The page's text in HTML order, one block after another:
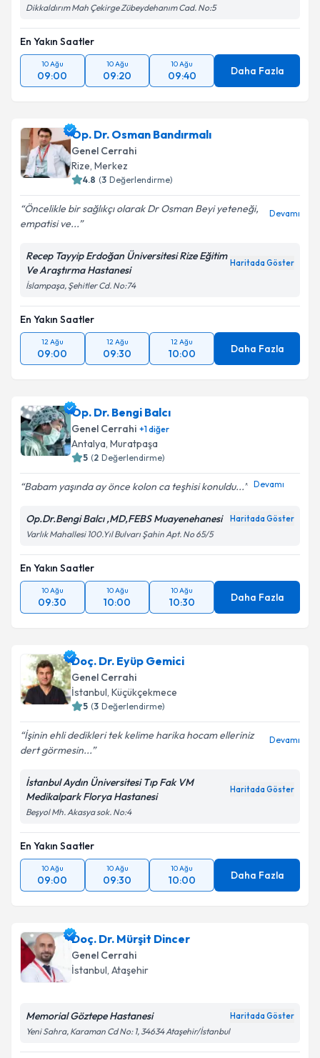
Dikkaldırım Mah Çekirge Zübeydehanım Cad. No:5
En Yakın Saatler
10 Ağu
09:00
10 Ağu
09:20
10 Ağu
09:40 Daha Fazla
Op. Dr. Osman Bandırmalı
Genel Cerrahi
Rize, Merkez
4.8 (3 Değerlendirme)
Öncelikle bir sağlıkçı olarak Dr Osman Beyi yeteneği,
empatisi ve...
Devamı
Recep Tayyip Erdoğan Üniversitesi Rize Eğitim
Ve Araştırma Hastanesi
Haritada Göster
İslampaşa, Şehitler Cd. No:74
En Yakın Saatler
12 Ağu
09:00
12 Ağu
09:30
12 Ağu
10:00 Daha Fazla
Op. Dr. Bengi Balcı
Genel Cerrahi +1diğer
Antalya, Muratpaşa
5 (2 Değerlendirme)
Babam yaşında ay önce kolon ca teşhisi konuldu... Devamı
Op.Dr.Bengi Balcı ,MD,FEBS Muayenehanesi Haritada Göster
Varlık Mahallesi 100.Yıl Bulvarı Şahin Apt. No 65/5
En Yakın Saatler
10 Ağu
09:30
10 Ağu
10:00
10 Ağu
10:30 Daha Fazla
Doç. Dr. Eyüp Gemici
Genel Cerrahi
İstanbul, Küçükçekmece
5 (3 Değerlendirme)
İşinin ehli dedikleri tek kelime harika hocam elleriniz
dert görmesin...
Devamı
İstanbul Aydın Üniversitesi Tıp Fak VM
Medikalpark Florya Hastanesi
Haritada Göster
Beşyol Mh. Akasya sok. No:4
En Yakın Saatler
10 Ağu
09:00
10 Ağu
09:30
10 Ağu
10:00 Daha Fazla
Doç. Dr. Mürşit Dincer
Genel Cerrahi
İstanbul, Ataşehir
Memorial Göztepe Hastanesi Haritada Göster
Yeni Sahra, Karaman Cd No: 1, 34634 Ataşehir/İstanbul